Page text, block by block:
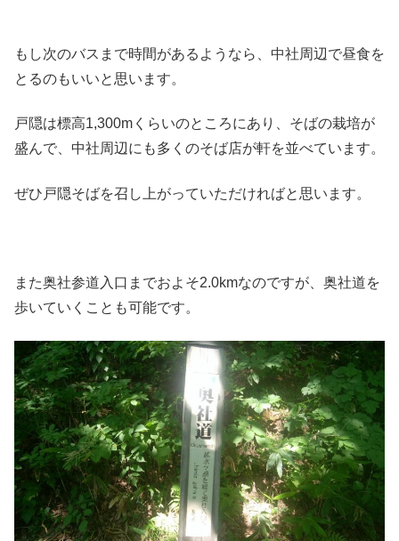
もし次のバスまで時間があるようなら、中社周辺で昼食を
とるのもいいと思います。
戸隠は標高1,300mくらいのところにあり、そばの栽培が
盛んで、中社周辺にも多くのそば店が軒を並べています。
ぜひ戸隠そばを召し上がっていただければと思います。
また奥社参道入口までおよそ2.0kmなのですが、奥社道を
歩いていくことも可能です。